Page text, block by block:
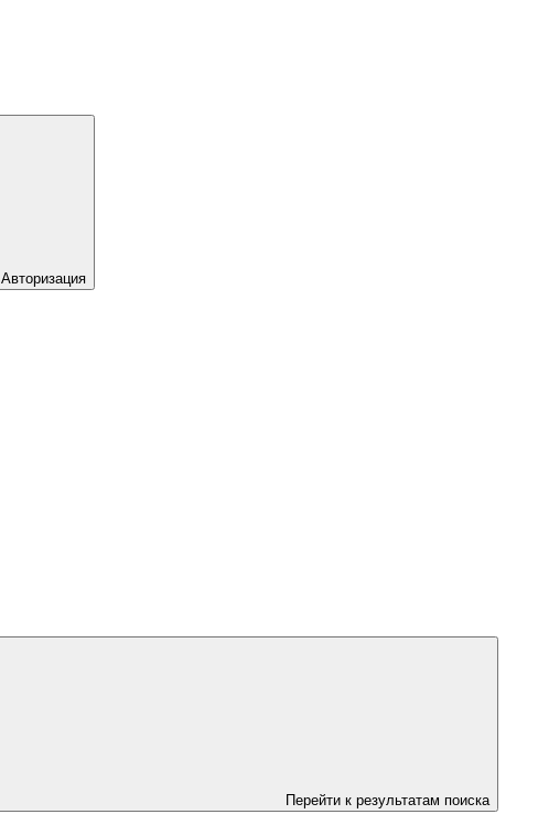
Авторизация
Перейти к результатам поиска